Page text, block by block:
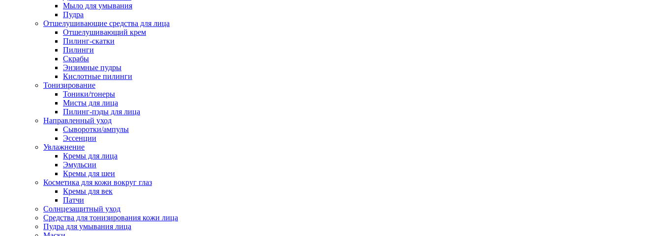
Мыло для умывания
Пудра
Отшелушивающие средства для лица
Отшелушивающий крем
Пилинг-скатки
Пилинги
Скрабы
Энзимные пудры
Кислотные пилинги
Тонизирование
Тоники/тонеры
Мисты для лица
Пилинг-пэды для лица
Направленный уход
Сыворотки/ампулы
Эссенции
Увлажнение
Кремы для лица
Эмульсии
Кремы для шеи
Косметика для кожи вокруг глаз
Кремы для век
Патчи
Солнцезащитный уход
Средства для тонизирования кожи лица
Пудра для умывания лица